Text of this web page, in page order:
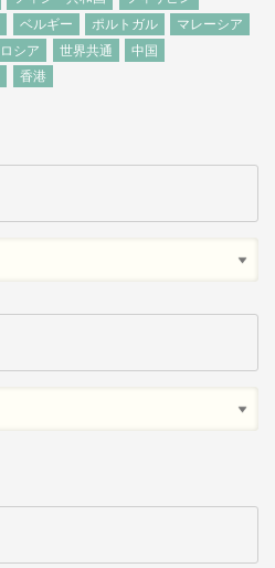
ベルギー ポルトガル
マレーシア
ロシア 世界共通
中国
香港